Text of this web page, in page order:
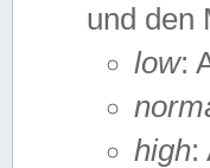
und den
low:
high: